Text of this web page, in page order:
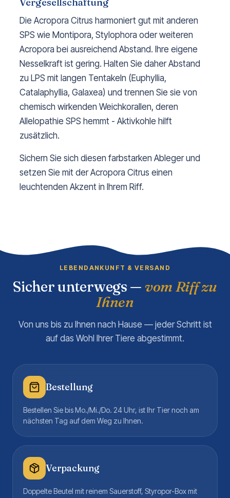
Die Acropora Citrus harmoniert gut mit anderen
SPS wie Montipora, Stylophora oder weiteren
Acropora bei ausreichend Abstand. Ihre eigene
Nesselkraft ist gering. Halten Sie daher Abstand
zu LPS mit langen Tentakeln (Euphyllia,
Catalaphyllia, Galaxea) und trennen Sie sie von
chemisch wirkenden Weichkorallen, deren
Allelopathie SPS hemmt - Aktivkohle hilft
zusätzlich.
Sichern Sie sich diesen farbstarken Ableger und
setzen Sie mit der Acropora Citrus einen
leuchtenden Akzent in Ihrem Riff.
LEBENDANKUNFT & VERSAND
Sicher unterwegs — vom Riff zu
Ihnen
Von uns bis zu Ihnen nach Hause — jeder Schritt ist
auf das Wohl Ihrer Tiere abgestimmt.
Bestellung
Bestellen Sie bis Mo./Mi./Do. 24 Uhr, ist Ihr Tier noch am
nächsten Tag auf dem Weg zu Ihnen.
Verpackung
Doppelte Beutel mit reinem Sauerstoff, Styropor-Box mit